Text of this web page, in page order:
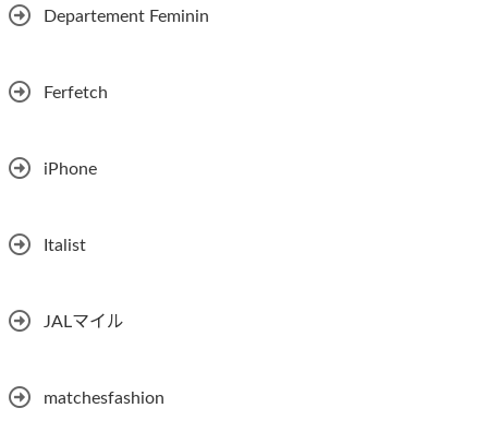
Departement Feminin
Ferfetch
iPhone
Italist
JALマイル
matchesfashion